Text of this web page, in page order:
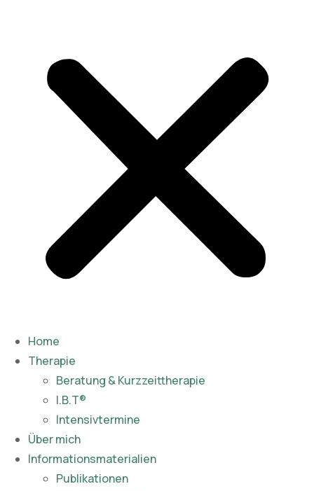
Home
Therapie
Beratung & Kurzzeittherapie
I.B.T®
Intensivtermine
Über mich
Informationsmaterialien
Publikationen​